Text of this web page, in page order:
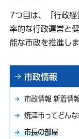
7つ目は、「行政経
率的な行政運営と
能な市政を推進しま
市政情報
市政情報 新着情
焼津市ってどん
市長の部屋